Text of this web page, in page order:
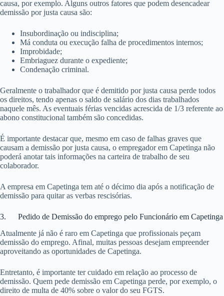
causa, por exemplo. Alguns outros fatores que podem desencadear
demissão por justa causa são:
Insubordinação ou indisciplina;
Má conduta ou execução falha de procedimentos internos;
Improbidade;
Embriaguez durante o expediente;
Condenação criminal.
Geralmente o trabalhador que é demitido por justa causa perde todos
os direitos, tendo apenas o saldo de salário dos dias trabalhados
naquele mês. As eventuais férias vencidas acrescida de 1/3 referente ao
abono constitucional também são concedidas.
É importante destacar que, mesmo em caso de falhas graves que
causam a demissão por justa causa, o empregador em Capetinga não
poderá anotar tais informações na carteira de trabalho de seu
colaborador.
A empresa em Capetinga tem até o décimo dia após a notificação de
demissão para quitar as verbas rescisórias.
3. Pedido de Demissão do emprego pelo Funcionário em Capetinga
Atualmente já não é raro em Capetinga que profissionais peçam
demissão do emprego. Afinal, muitas pessoas desejam empreender
aproveitando as oportunidades de Capetinga.
Entretanto, é importante ter cuidado em relação ao processo de
demissão. Quem pede demissão em Capetinga perde, por exemplo, o
direito de multa de 40% sobre o valor do seu FGTS.